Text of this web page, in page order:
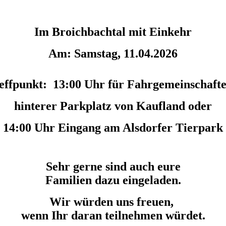
Im Broichbachtal mit Einkehr
Am: Samstag, 11.04.2026
13:00 Uhr für
hinterer Parkplatz von Kaufland oder
14:00 Uhr Eingang am Alsdorfer Tierpark
Sehr gerne sind auch eure
Familien dazu eingeladen.
Wir würden uns freuen,
wenn Ihr daran teilnehmen würdet.